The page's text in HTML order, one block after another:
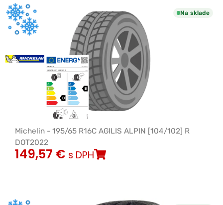
Na sklade
Michelin - 195/65 R16C AGILIS ALPIN [104/102] R
DOT2022
149,57 € s DPH